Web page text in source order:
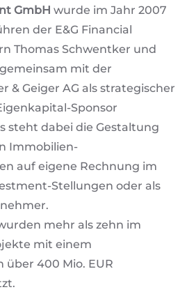
GmbH wurde im Jahr 2007
der E&G Financial
Thomas Schwentker und
mit der
& Geiger AG als strategischer
Sponsor
steht dabei die Gestaltung
Immobilien-
auf eigene Rechnung im
Stellungen oder als
mehr als zehn im
mit einem
über 400 Mio. EUR